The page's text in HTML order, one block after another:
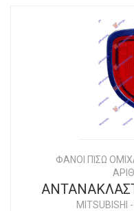
ΦΑΝΟΙ ΠΙΣΩ
MITSUBISHI -